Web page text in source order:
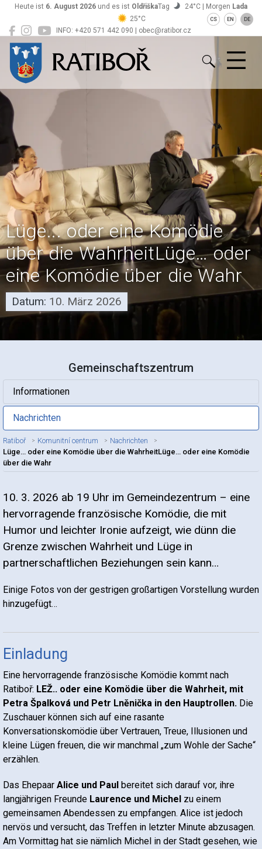
INFO: +420 571 442 090 | obec@ratibor.cz
Heute ist 6. August 2026 und es ist OldřiškaTag 24°C | Morgen Lada
25°C
CS EN DE
Ratiboř
Lüge... oder eine Komödie
über die WahrheitLüge… oder
eine Komödie über die Wahr
Datum: 10. März 2026
Gemeinschaftszentrum
Informationen
Nachrichten
Ratiboř Komunitní centrum
Nachrichten
Lüge... oder eine Komödie über die WahrheitLüge… oder eine Komödie
über die Wahr
Titel des Artikels
10. 3. 2026 ab 19 Uhr im Gemeindezentrum – eine
hervorragende französische Komödie, die mit
Humor und leichter Ironie aufzeigt, wie dünn die
Grenze zwischen Wahrheit und Lüge in
partnerschaftlichen Beziehungen sein kann…
Einige Fotos von der gestrigen großartigen Vorstellung wurden
hinzugefügt…
Einladung
Eine hervorragende französische Komödie kommt nach
Ratiboř: LEŽ.. oder eine Komödie über die Wahrheit, mit
Petra Špalková und Petr Lněnička in den Hauptrollen. Die
Zuschauer können sich auf eine rasante
Konversationskomödie über Vertrauen, Treue, Illusionen und
kleine Lügen freuen, die wir manchmal „zum Wohle der Sache“
erzählen.
Das Ehepaar Alice und Paul bereitet sich darauf vor, ihre
langjährigen Freunde Laurence und Michel zu einem
gemeinsamen Abendessen zu empfangen. Alice ist jedoch
nervös und versucht, das Treffen in letzter Minute abzusagen.
Am Vormittag hat sie nämlich Michel in der Stadt gesehen, wie